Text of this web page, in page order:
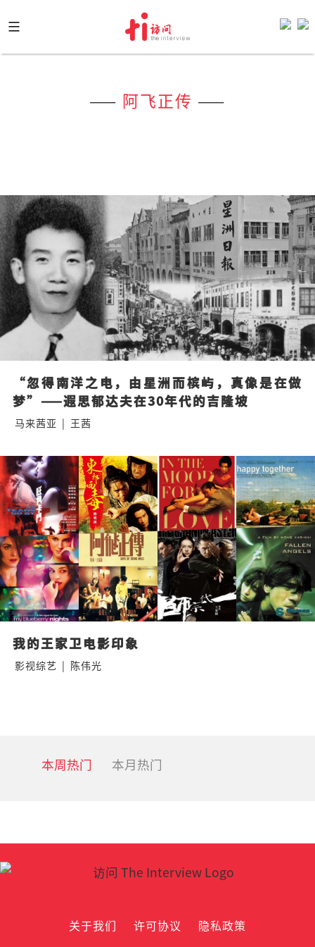
to
content
—— 阿飞正传 ——
“忽得南洋之电，由星洲而槟屿，真像是在做
梦”——遐思郁达夫在30年代的吉隆坡
马来茜亚 | 王茜
我的王家卫电影印象
影视综艺 | 陈伟光
本周热门 本月热门
关于我们 许可协议 隐私政策